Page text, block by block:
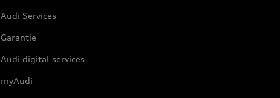
Audi Services
Garantie
Audi digital services
myAudi